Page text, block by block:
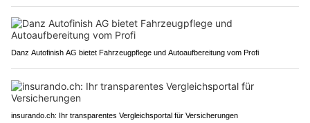
Danz Autofinish AG bietet Fahrzeugpflege und Autoaufbereitung vom Profi
insurando.ch: Ihr transparentes Vergleichsportal für Versicherungen